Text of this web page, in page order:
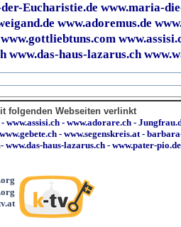
Eucharistie.de www.maria-
www.adoremus.de
www.gottliebtuns.com
www.das-haus-lazarus.ch
folgenden Webseiten verlinkt
- www.assisi.ch - www.adorare.ch -
www.gebete.ch - www.segenskreis.at-
- www.das-haus-lazarus.ch - www.pater-pio.de